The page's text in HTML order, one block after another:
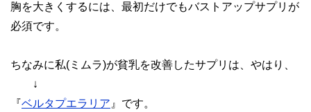
胸を大きくするには、最初だけでもバストアップサプリが
必須です。
ちなみに私(ミムラ)が貧乳を改善したサプリは、やはり、
↓
『ベルタプエラリア 』です。